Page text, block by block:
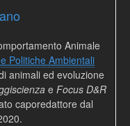
Animale
Politiche Ambientali
animali ed evoluzione
e Focus D&R
caporedattore dal